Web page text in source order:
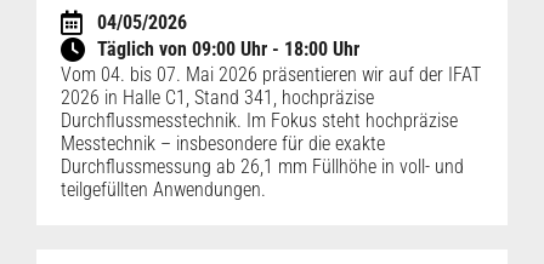
04/05/2026
Täglich von 09:00 Uhr - 18:00 Uhr
Vom 04. bis 07. Mai 2026 präsentieren wir auf der IFAT
2026 in Halle C1, Stand 341, hochpräzise
Durchflussmesstechnik. Im Fokus steht hochpräzise
Messtechnik – insbesondere für die exakte
Durchflussmessung ab 26,1 mm Füllhöhe in voll- und
teilgefüllten Anwendungen.